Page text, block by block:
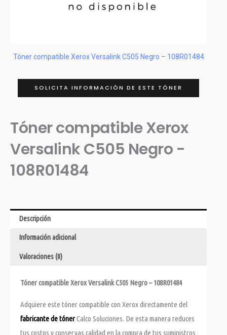
Tóner compatible Xerox Versalink C505 Negro – 108R01484
SOLICITA INFORMACIÓN DE ESTE TÓNER
Tóner compatible Xerox
Versalink C505 Negro -
108R01484
Descripción
Información adicional
Valoraciones (0)
Tóner compatible Xerox Versalink C505 Negro – 108R01484
Adquiere este tóner compatible con Xerox directamente del
fabricante de tónerCalco Soluciones. De esta manera reduces
tus costos y conservas calidad en la compra de tus suministros